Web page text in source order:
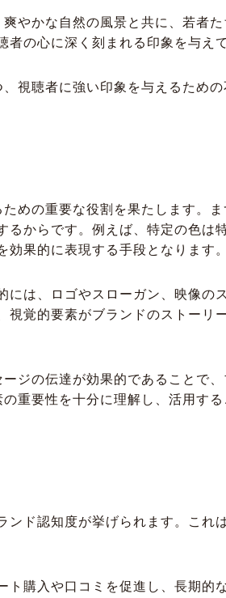
やかな自然の風景と共に、若者
の心に深く刻まれる印象を与え
視聴者に強い印象を与えるため
めの重要な役割を果たします。
からです。例えば、特定の色は
果的に表現する手段となります。
は、ロゴやスローガン、映像の
覚的要素がブランドのストーリ
ジの伝達が効果的であることで
重要性を十分に理解し、活用す
ド認知度が挙げられます。これ
購入や口コミを促進し、長期的